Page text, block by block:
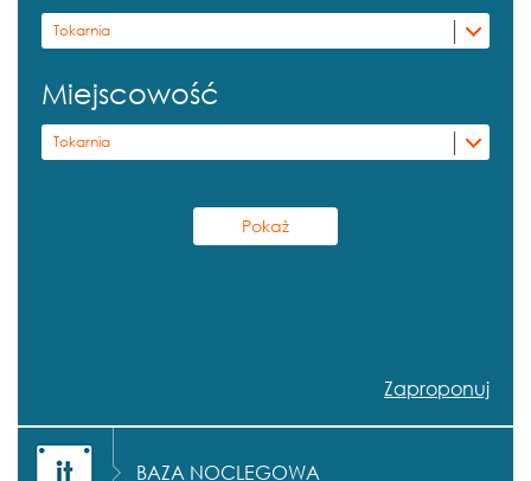
Tokarnia
Miejscowość
Tokarnia
Zaproponuj
BAZA NOCLEGOWA